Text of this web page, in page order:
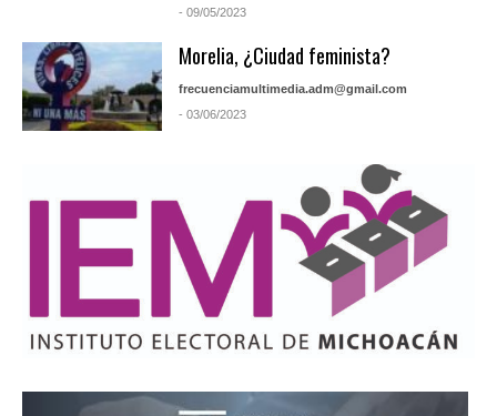
- 09/05/2023
Morelia, ¿Ciudad feminista?
frecuenciamultimedia.adm@gmail.com
- 03/06/2023